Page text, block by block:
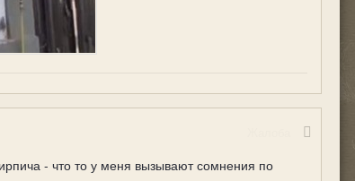
- что то у меня вызывают сомнения по